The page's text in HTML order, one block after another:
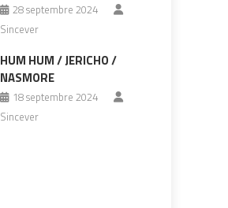
28 septembre 2024
Sincever
HUM HUM / JERICHO /
NASMORE
18 septembre 2024
Sincever